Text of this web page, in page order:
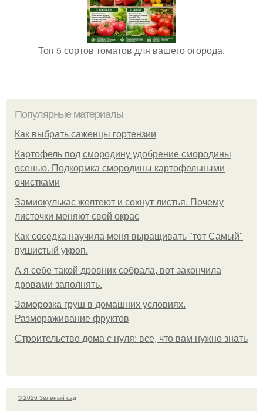
Топ 5 сортов томатов для вашего огорода.
Популярные материалы
Как выбрать саженцы гортензии
Картофель под смородину удобрение смородины
осенью. Подкормка смородины картофельными
очистками
Замиокулькас желтеют и сохнут листья. Почему
листочки меняют свой окрас
Как соседка научила меня выращивать "тот Самый"
пушистый укроп.
А я себе такой дровник собрала, вот закончила
дровами заполнять.
Заморозка груш в домашних условиях.
Размораживание фруктов
Строительство дома с нуля: все, что вам нужно знать
© 2026 Зелёный сад